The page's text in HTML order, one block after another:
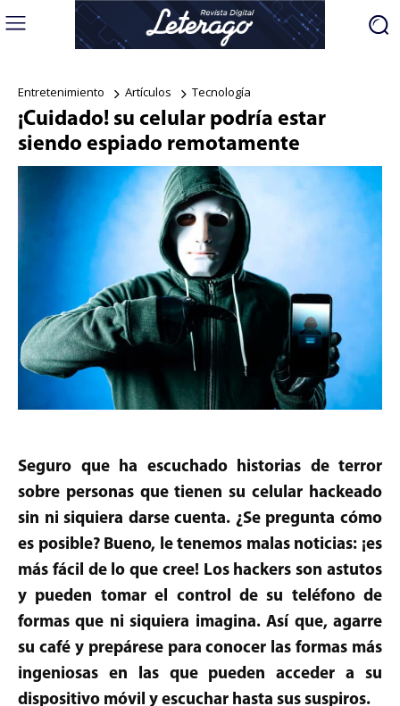
Entretenimiento Artículos Tecnología
¡Cuidado! su celular podría estar
siendo espiado remotamente
Seguro que ha escuchado historias de terror
sobre personas que tienen su celular hackeado
sin ni siquiera darse cuenta. ¿Se pregunta cómo
es posible? Bueno, le tenemos malas noticias: ¡es
más fácil de lo que cree! Los hackers son astutos
y pueden tomar el control de su teléfono de
formas que ni siquiera imagina. Así que, agarre
su café y prepárese para conocer las formas más
ingeniosas en las que pueden acceder a su
dispositivo móvil y escuchar hasta sus suspiros.